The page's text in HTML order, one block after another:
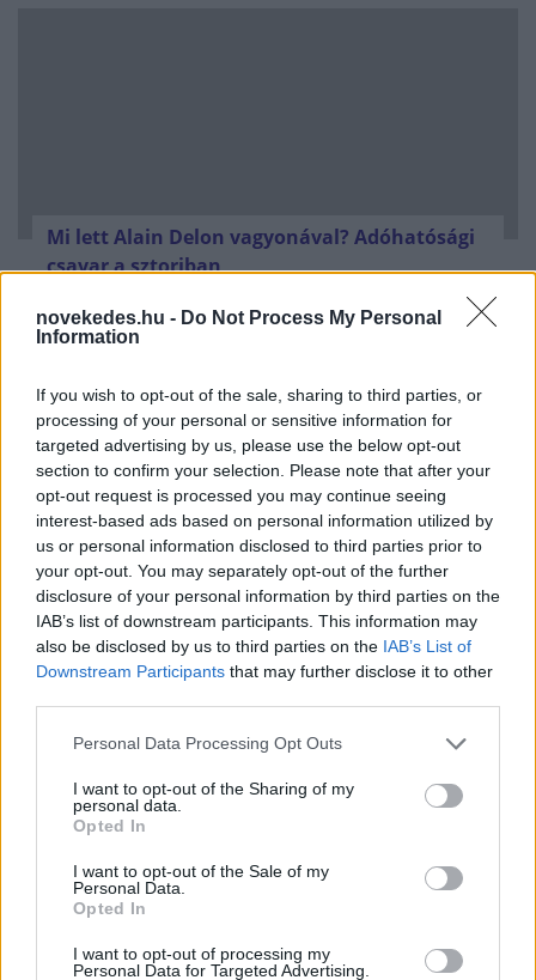
novekedes.hu - Do Not Process My Personal
Information
If you wish to opt-out of the sale, sharing to third parties, or
processing of your personal or sensitive information for
targeted advertising by us, please use the below opt-out
section to confirm your selection. Please note that after your
opt-out request is processed you may continue seeing
interest-based ads based on personal information utilized by
us or personal information disclosed to third parties prior to
your opt-out. You may separately opt-out of the further
disclosure of your personal information by third parties on the
IAB’s list of downstream participants. This information may
also be disclosed by us to third parties on the IAB’s List of
Downstream Participants that may further disclose it to other
Please note that this website/app uses one or more Google
not limited to your visit or usage behaviour. You may click to
grant or deny consent to Google and its third-party tags to
use your data for below specified purposes in below Google
consent section.
Personal Data Processing Opt Outs
I want to opt-out of the Sharing of my
personal data.
Opted In
I want to opt-out of the Sale of my
Personal Data.
Opted In
I want to opt-out of processing my
Personal Data for Targeted Advertising.
Mi lett Alain Delon vagyonával? Adóhatósági
csavar a sztoriban
FRISS HÍREK
Magyar Péter: már 2022-ben tudták, hogy
az energiarendszer a végnapjait éli
3 órája
Csak egy válsággal lehet megfosztani a dollárt
PÉNZÜGY 3 órája